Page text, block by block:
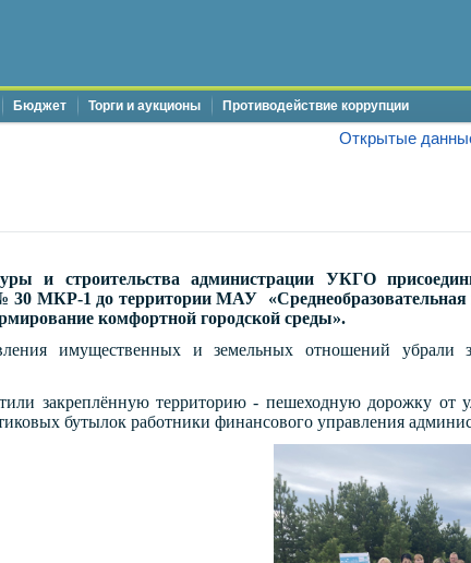
Бюджет Торги и аукционы Противодействие коррупции
Открытые
и строительства администрации УКГО
30 МКР-1 до территории МАУ
комфортной городской среды».
имущественных и земельных отношений убрали
закреплённую территорию - пешеходную дорожку от
бутылок работники финансового управления